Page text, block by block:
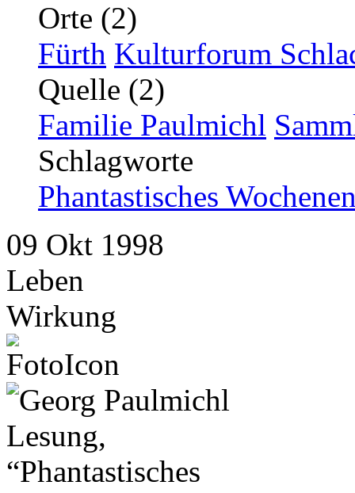
Orte (2)
Fürth Kulturforum
Quelle (2)
Familie Paulmichl
Schlagworte
Phantastisches
09 Okt 1998
Leben
Wirkung